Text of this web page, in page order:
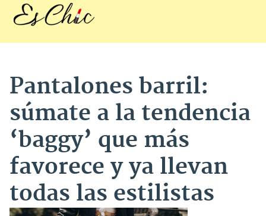
Pantalones barril:
súmate a la tendencia
‘baggy’ que más
favorece y ya llevan
todas las estilistas